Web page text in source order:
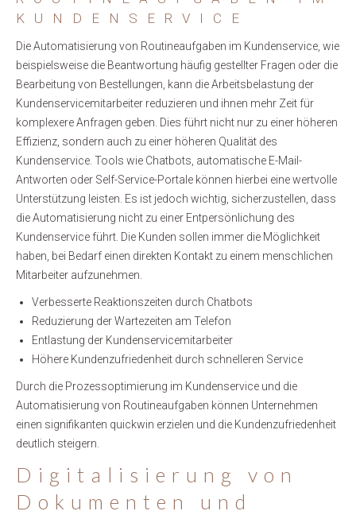
KUNDENSERVICE
Die Automatisierung von Routineaufgaben im Kundenservice, wie
beispielsweise die Beantwortung häufig gestellter Fragen oder die
Bearbeitung von Bestellungen, kann die Arbeitsbelastung der
Kundenservicemitarbeiter reduzieren und ihnen mehr Zeit für
komplexere Anfragen geben. Dies führt nicht nur zu einer höheren
Effizienz, sondern auch zu einer höheren Qualität des
Kundenservice. Tools wie Chatbots, automatische E-Mail-
Antworten oder Self-Service-Portale können hierbei eine wertvolle
Unterstützung leisten. Es ist jedoch wichtig, sicherzustellen, dass
die Automatisierung nicht zu einer Entpersönlichung des
Kundenservice führt. Die Kunden sollen immer die Möglichkeit
haben, bei Bedarf einen direkten Kontakt zu einem menschlichen
Mitarbeiter aufzunehmen.
Verbesserte Reaktionszeiten durch Chatbots
Reduzierung der Wartezeiten am Telefon
Entlastung der Kundenservicemitarbeiter
Höhere Kundenzufriedenheit durch schnelleren Service
Durch die Prozessoptimierung im Kundenservice und die
Automatisierung von Routineaufgaben können Unternehmen
einen signifikanten quickwin erzielen und die Kundenzufriedenheit
deutlich steigern.
Digitalisierung von
Dokumenten und